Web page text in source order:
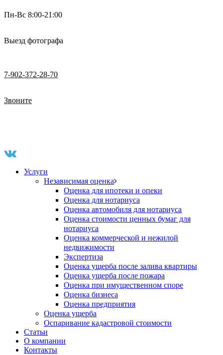
Пн-Вс 8:00-21:00
Выезд фотографа
7-902-372-28-70
Звоните
Услуги
Независимая оценка
Оценка для ипотеки и опеки
Оценка для нотариуса
Оценка автомобиля для нотариуса
Оценка стоимости ценных бумаг для
нотариуса
Оценка коммерческой и нежилой
недвижимости
Экспертиза
Оценка ущерба после залива квартиры
Оценка ущерба после пожара
Оценка при имущественном споре
Оценка бизнеса
Оценка предприятия
Оценка ущерба
Оспаривание кадастровой стоимости
Статьи
О компании
Контакты